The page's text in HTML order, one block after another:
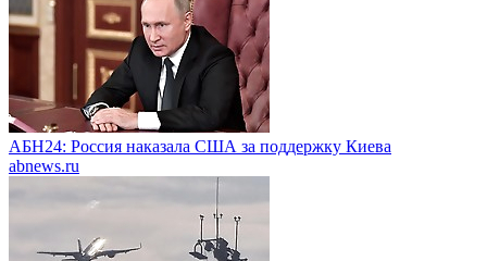
АБН24: Россия наказала США за поддержку Киева
abnews.ru